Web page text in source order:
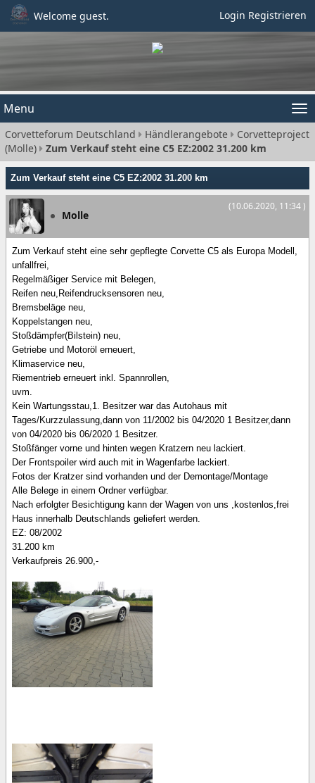
Welcome guest. Login Registrieren
Menu
Corvetteforum Deutschland Händlerangebote
Corvetteproject
(Molle)
Zum Verkauf steht eine C5 EZ:2002 31.200 km
Zum Verkauf steht eine C5 EZ:2002 31.200 km
(10.06.2020, 11:34 )
Molle
Zum Verkauf steht eine sehr gepflegte Corvette C5 als Europa Modell,
unfallfrei,
Regelmäßiger Service mit Belegen,
Reifen neu,Reifendrucksensoren neu,
Bremsbeläge neu,
Koppelstangen neu,
Stoßdämpfer(Bilstein) neu,
Getriebe und Motoröl erneuert,
Klimaservice neu,
Riementrieb erneuert inkl. Spannrollen,
uvm.
Kein Wartungsstau,1. Besitzer war das Autohaus mit
Tages/Kurzzulassung,dann von 11/2002 bis 04/2020 1 Besitzer,dann
von 04/2020 bis 06/2020 1 Besitzer.
Stoßfänger vorne und hinten wegen Kratzern neu lackiert.
Der Frontspoiler wird auch mit in Wagenfarbe lackiert.
Fotos der Kratzer sind vorhanden und der Demontage/Montage
Alle Belege in einem Ordner verfügbar.
Nach erfolgter Besichtigung kann der Wagen von uns ,kostenlos,frei
Haus innerhalb Deutschlands geliefert werden.
EZ: 08/2002
31.200 km
Verkaufpreis 26.900,-